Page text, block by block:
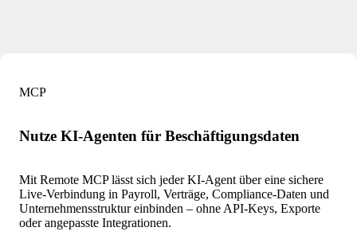
MCP
Nutze KI-Agenten für Beschäftigungsdaten
Mit Remote MCP lässt sich jeder KI-Agent über eine sichere
Live-Verbindung in Payroll, Verträge, Compliance-Daten und
Unternehmensstruktur einbinden – ohne API-Keys, Exporte
oder angepasste Integrationen.